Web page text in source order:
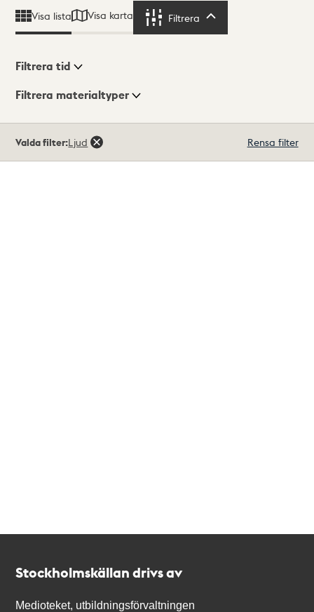
Visa lista Visa karta Filtrera
Visningsläge
Filtrera tid
Filtrera materialtyper
träffar
Valda filter:Ljud Rensa filter
Stockholmskällan drivs av
Medioteket, utbildningsförvaltningen